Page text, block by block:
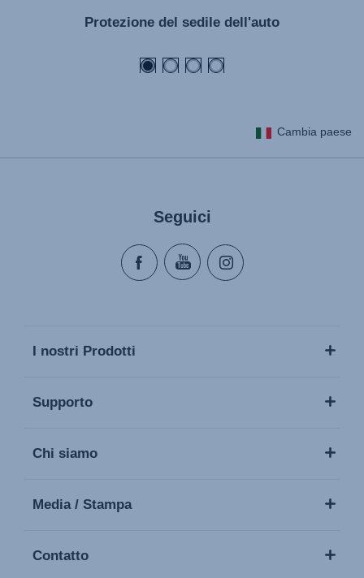
Protezione del sedile dell'auto
Cambia paese
Seguici
I nostri Prodotti
Supporto
Chi siamo
Media / Stampa
Contatto